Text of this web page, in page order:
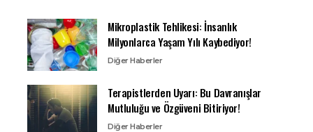
Mikroplastik Tehlikesi: İnsanlık
Milyonlarca Yaşam Yılı Kaybediyor!
Diğer Haberler
Terapistlerden Uyarı: Bu Davranışlar
Mutluluğu ve Özgüveni Bitiriyor!
Diğer Haberler